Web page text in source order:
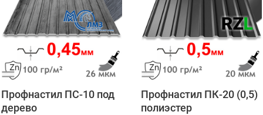
Профнастил ПС-10 под
дерево
Профнастил ПК-20 (0,5)
полиэстер